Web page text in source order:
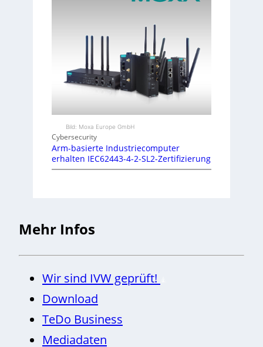
Bild: Moxa Europe GmbH
Cybersecurity
Arm-basierte Industriecomputer
erhalten IEC62443-4-2-SL2-Zertifizierung
Mehr Infos
Wir sind IVW geprüft!
Download
TeDo Business
Mediadaten